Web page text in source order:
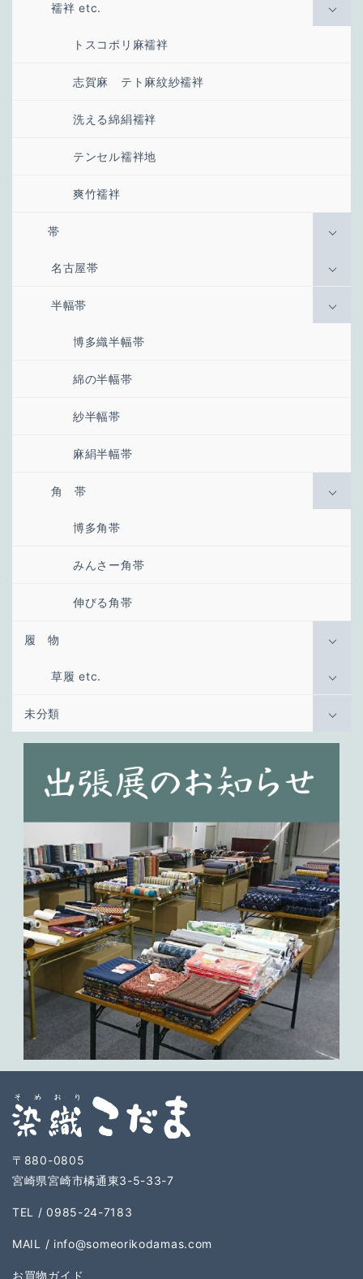
襦袢 etc.
トスコポリ麻襦袢
志賀麻 テト麻紋紗襦袢
洗える綿絹襦袢
テンセル襦袢地
爽竹襦袢
帯
名古屋帯
半幅帯
博多織半幅帯
綿の半幅帯
紗半幅帯
麻絹半幅帯
角 帯
博多角帯
みんさー角帯
伸びる角帯
履 物
草履 etc.
未分類
〒880-0805
宮崎県宮崎市橘通東3-5-33-7
TEL / 0985-24-7183
MAIL / info@someorikodamas.com
お買物ガイド